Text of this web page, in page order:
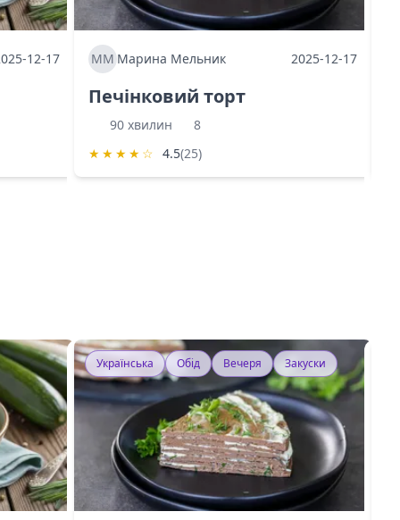
12-17 МММарина Мельник 2025-12-17
Печінковий торт
90 хвилин
8
★ ★ ★ ★ ☆ 4.5(25)
Українська Обід Вечеря Закуски